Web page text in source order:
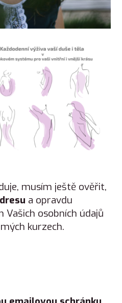
musím ještě ověřit,
a opravdu
Vašich osobních údajů
kurzech.